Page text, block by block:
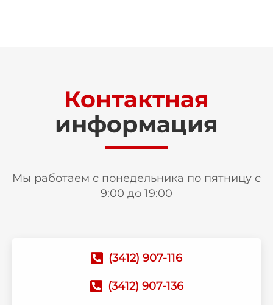
Контактная
информация
Мы работаем с понедельника по пятницу с
9:00 до 19:00
(3412) 907-116
(3412) 907-136